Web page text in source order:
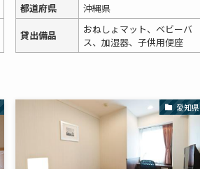
都道府県
沖縄県
貸出備品
おねしょマット、ベビーバ
ス、加湿器、子供用便座
愛知県